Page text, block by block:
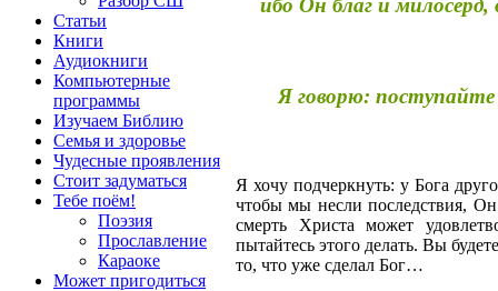
Статьи
Книги
Аудиокниги
Компьютерные
программы
Изучаем Библию
Семья и здоровье
Чудесные проявления
Стоит задуматься
Тебе поём!
Поэзия
Прославление
Караоке
Может пригодиться
ибо Он благ и
Я говорю: поступайте
Я хочу подчеркнуть: у Бога
чтобы мы несли последствия,
смерть Христа может
пытайтесь этого делать. Вы
то, что уже сделал Бог…